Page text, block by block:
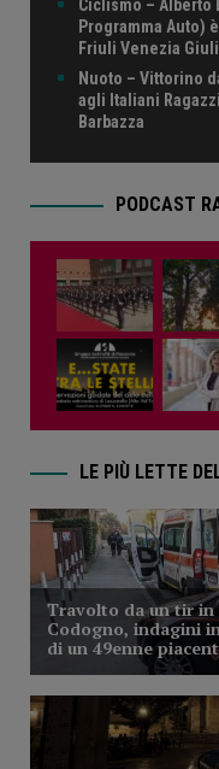
Ciclismo – Alberto
Programma Auto)
Friuli Venezia
Nuoto – Vittorino
agli Italiani
Barbazza
PODCAST
LE PIÙ LETTE